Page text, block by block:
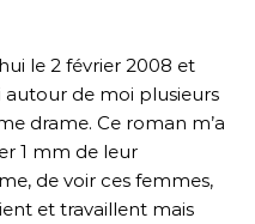
le 2 février 2008 et
autour de moi plusieurs
drame. Ce roman m’a
1 mm de leur
de voir ces femmes,
et travaillent mais